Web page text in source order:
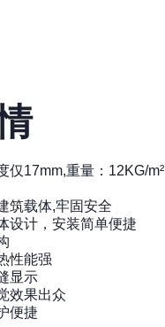
仅17mm,重量：12KG/m²
筑载体,牢固安全
设计，安装简单便捷
性能强
显示
效果出众
便捷